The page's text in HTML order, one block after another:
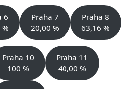
6
%
Praha 7
20,00 %
Praha 8
63,16 %
Praha 10
100 %
Praha 11
40,00 %